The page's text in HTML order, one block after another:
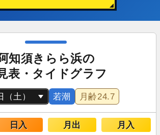
知須きらら浜の
表・タイドグラフ
若潮 月齢24.7
日入 月出 月入